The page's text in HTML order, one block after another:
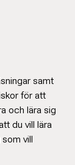
samt
för att
och lära sig
du vill lära
vill